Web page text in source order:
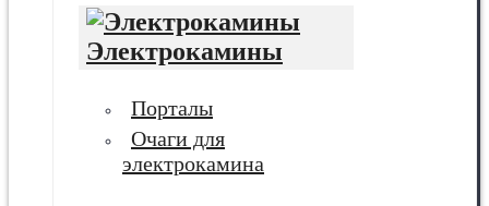
Электрокамины
Порталы
Очаги для
электрокамина